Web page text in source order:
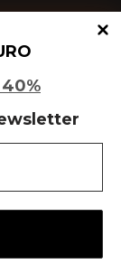
comunicazione